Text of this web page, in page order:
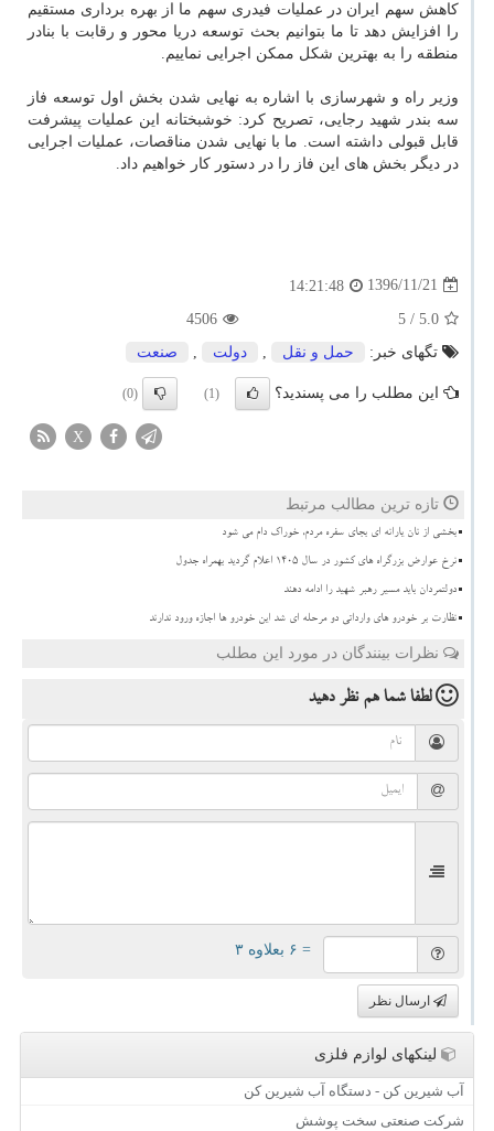
كاهش سهم ایران در عملیات فیدری سهم ما از بهره برداری مستقیم
را افزایش دهد تا ما بتوانیم بحث توسعه دریا محور و رقابت با بنادر
منطقه را به بهترین شكل ممكن اجرایی نماییم.
وزیر راه و شهرسازی با اشاره به نهایی شدن بخش اول توسعه فاز
سه بندر شهید رجایی، تصریح كرد: خوشبختانه این عملیات پیشرفت
قابل قبولی داشته است. ما با نهایی شدن مناقصات، عملیات اجرایی
در دیگر بخش های این فاز را در دستور كار خواهیم داد.
1396/11/21
14:21:48
5.0
/ 5
4506
تگهای خبر:
حمل و نقل , دولت , صنعت
این مطلب را می پسندید؟ (1)
(0)
X
تازه ترین مطالب مرتبط
بخشی از نان یارانه ای بجای سفره مردم، خوراک دام می شود
نرخ عوارض بزرگراه های کشور در سال ۱۴۰۵ اعلام گردید بهمراه جدول
دولتمردان باید مسیر رهبر شهید را ادامه دهند
نظارت بر خودرو های وارداتی دو مرحله ای شد این خودرو ها اجازه ورود ندارند
نظرات بینندگان در مورد این مطلب
لطفا شما همنظر دهید
= ۶ بعلاوه ۳
ارسال نظر
لینکهای لوازم فلزی
آب شیرین کن - دستگاه آب شیرین کن
شرکت صنعتی سخت پوشش